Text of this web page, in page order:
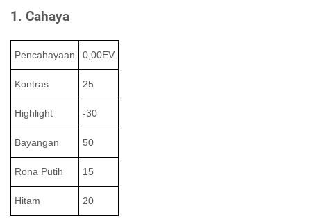
1. Cahaya
Pencahayaan 0,00EV
Kontras 25
Highlight -30
Bayangan 50
Rona Putih 15
Hitam 20